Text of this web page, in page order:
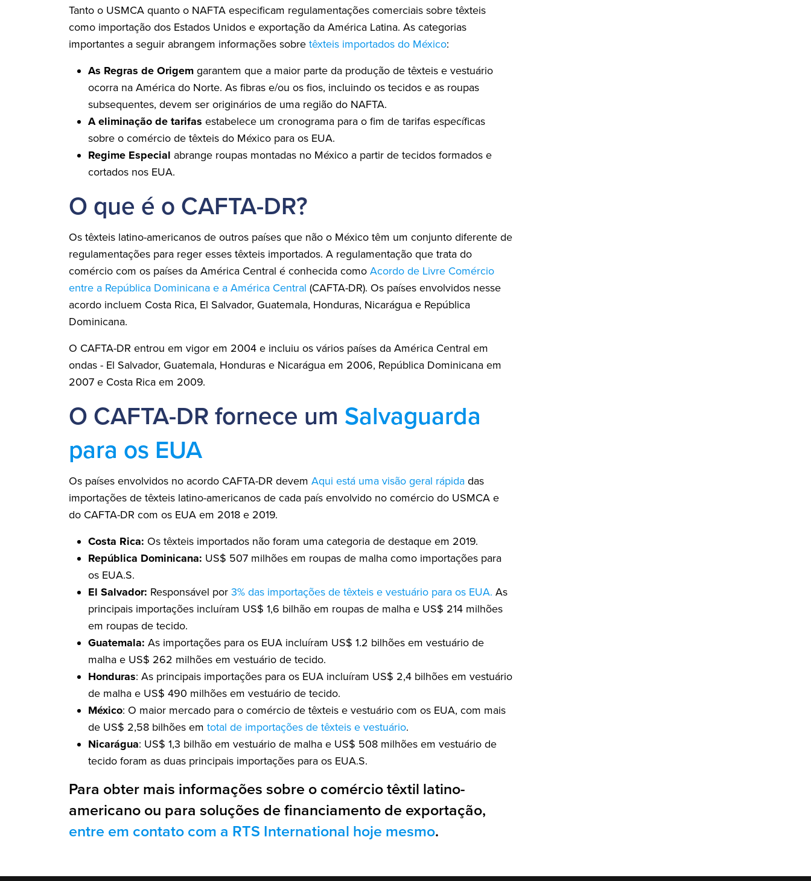
Tanto o USMCA quanto o NAFTA especificam regulamentações comerciais sobre têxteis
como importação dos Estados Unidos e exportação da América Latina. As categorias
importantes a seguir abrangem informações sobre têxteis importados do México:
As Regras de Origem garantem que a maior parte da produção de têxteis e vestuário
ocorra na América do Norte. As fibras e/ou os fios, incluindo os tecidos e as roupas
subsequentes, devem ser originários de uma região do NAFTA.
A eliminação de tarifas estabelece um cronograma para o fim de tarifas específicas
sobre o comércio de têxteis do México para os EUA.
Regime Especial abrange roupas montadas no México a partir de tecidos formados e
cortados nos EUA.
O que é o CAFTA-DR?
Os têxteis latino-americanos de outros países que não o México têm um conjunto diferente de
regulamentações para reger esses têxteis importados. A regulamentação que trata do
comércio com os países da América Central é conhecida como Acordo de Livre Comércio
entre a República Dominicana e a América Central (CAFTA-DR). Os países envolvidos nesse
acordo incluem Costa Rica, El Salvador, Guatemala, Honduras, Nicarágua e República
Dominicana.
O CAFTA-DR entrou em vigor em 2004 e incluiu os vários países da América Central em
ondas - El Salvador, Guatemala, Honduras e Nicarágua em 2006, República Dominicana em
2007 e Costa Rica em 2009.
O CAFTA-DR fornece um Salvaguarda
para os EUA
Os países envolvidos no acordo CAFTA-DR devem Aqui está uma visão geral rápida das
importações de têxteis latino-americanos de cada país envolvido no comércio do USMCA e
do CAFTA-DR com os EUA em 2018 e 2019.
Costa Rica: Os têxteis importados não foram uma categoria de destaque em 2019.
República Dominicana: US$ 507 milhões em roupas de malha como importações para
os EUA.S.
El Salvador: Responsável por 3% das importações de têxteis e vestuário para os EUA. As
principais importações incluíram US$ 1,6 bilhão em roupas de malha e US$ 214 milhões
em roupas de tecido.
Guatemala: As importações para os EUA incluíram US$ 1.2 bilhões em vestuário de
malha e US$ 262 milhões em vestuário de tecido.
Honduras: As principais importações para os EUA incluíram US$ 2,4 bilhões em vestuário
de malha e US$ 490 milhões em vestuário de tecido.
México: O maior mercado para o comércio de têxteis e vestuário com os EUA, com mais
de US$ 2,58 bilhões em total de importações de têxteis e vestuário.
Nicarágua: US$ 1,3 bilhão em vestuário de malha e US$ 508 milhões em vestuário de
tecido foram as duas principais importações para os EUA.S.
Para obter mais informações sobre o comércio têxtil latino-
americano ou para soluções de financiamento de exportação,
entre em contato com a RTS International hoje mesmo.